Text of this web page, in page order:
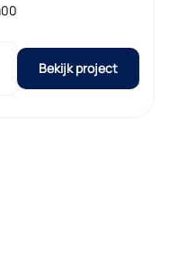
Bekijk project